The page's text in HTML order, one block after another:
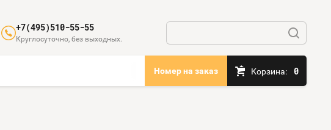
+7(495)510-55-55
Круглосуточно, без выходных.
Номер на заказ Корзина: 0